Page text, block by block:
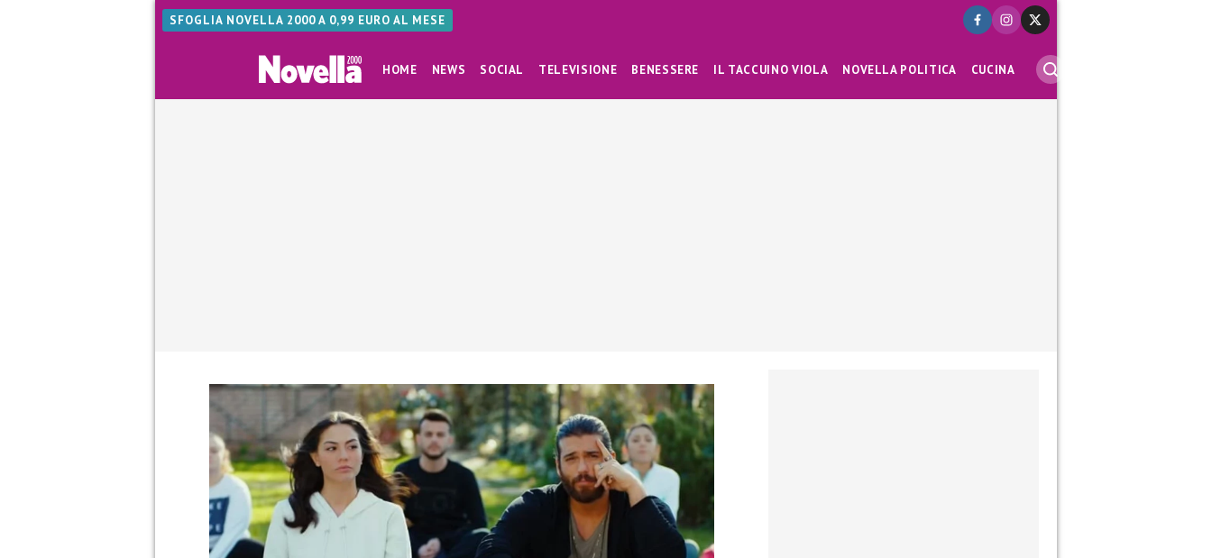
SFOGLIA NOVELLA 2000 A 0,99 EURO AL MESE
HOME NEWS SOCIAL TELEVISIONE BENESSERE IL TACCUINO VIOLA NOVELLA POLITICA CUCINA